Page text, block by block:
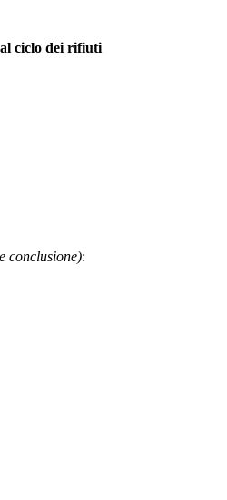
ciclo dei rifiuti
conclusione):